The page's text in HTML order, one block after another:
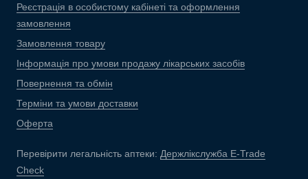
Реєстрація в особистому кабінеті та оформлення
замовлення
Замовлення товару
Інформація про умови продажу лікарських засобів
Повернення та обмін
Терміни та умови доставки
Оферта
Перевірити легальність аптеки: Держлікслужба E-Trade
Check